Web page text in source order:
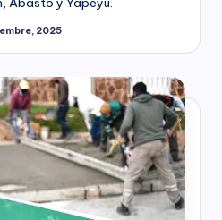
2025